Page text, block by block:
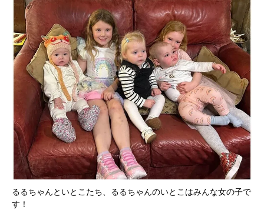
るるちゃんといとこたち、るるちゃんのいとこはみんな女の子で
す！